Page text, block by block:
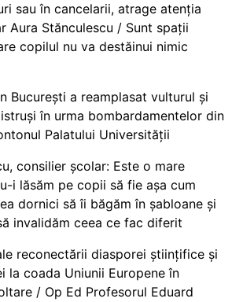
sau în cancelarii, atrage atenția
Aura Stănculescu / Sunt spații
copilul nu va destăinui nimic
București a reamplasat vulturul și
în urma bombardamentelor din
Palatului Universității
consilier școlar: Este o mare
i lăsăm pe copii să fie așa cum
dornici să îi băgăm în șabloane și
invalidăm ceea ce fac diferit
reconectării diasporei științifice și
la coada Uniunii Europene în
/ Op Ed Profesorul Eduard